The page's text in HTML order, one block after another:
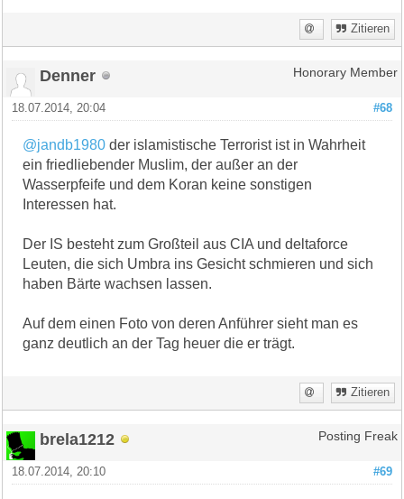
Zitieren
Denner Honorary Member
#68
18.07.2014, 20:04
@jandb1980 der islamistische Terrorist ist in Wahrheit
ein friedliebender Muslim, der außer an der
Wasserpfeife und dem Koran keine sonstigen
Interessen hat.
Der IS besteht zum Großteil aus CIA und deltaforce
Leuten, die sich Umbra ins Gesicht schmieren und sich
haben Bärte wachsen lassen.
Auf dem einen Foto von deren Anführer sieht man es
ganz deutlich an der Tag heuer die er trägt.
Zitieren
brela1212 Posting Freak
#69
18.07.2014, 20:10